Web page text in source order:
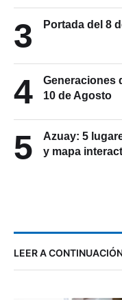
3 Portada del 8
4
Generaciones
10 de Agosto
5
Azuay: 5
y mapa
LEER A